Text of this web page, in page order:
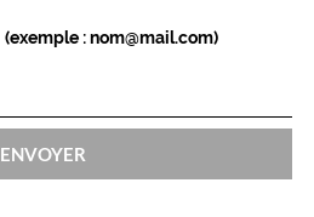
(exemple : nom@mail.com)
ENVOYER